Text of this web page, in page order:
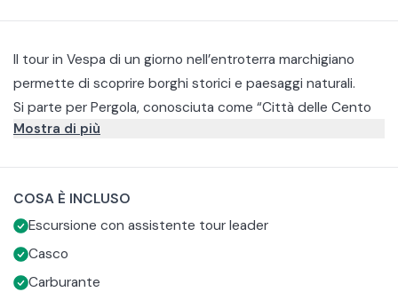
Il tour in Vespa di un giorno nell’entroterra marchigiano
permette di scoprire borghi storici e paesaggi naturali.
Si parte per Pergola, conosciuta come “Città delle Cento
Chiese”, per raggiungere il Castello di Frontone, che
Si attraversa poi la Riserva Naturale della Gola del Furlo,
ammirando canyon e le Marmitte dei Giganti, fino a Fratte
Rosa, borgo legato alla tradizione della terracotta.
E' possibile, se si è da soli e non si vuole guidare, richiedere
un driver. Basta prenotare la vespa per due persone e, una
volta confermata la prenotazione, contattare la struttura
al numero di conferma nella mail e richiedere il driver.
L'esperienza è garantita al raggiungimento di minimo 2
partecipanti.
Mostra di più
COSA È INCLUSO
Escursione con assistente tour leader
Casco
Carburante